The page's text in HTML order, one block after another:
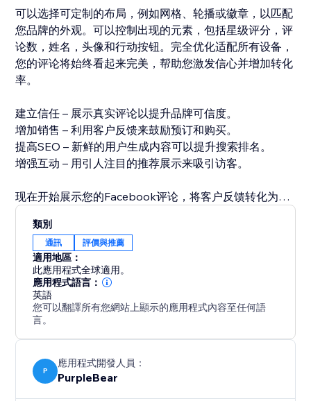
可以选择可定制的布局，例如网格、轮播或徽章，以匹配
您品牌的外观。可以控制出现的元素，包括星级评分，评
论数，姓名，头像和行动按钮。完全优化适配所有设备，
您的评论将始终看起来完美，帮助您激发信心并增加转化
率。
建立信任 – 展示真实评论以提升品牌可信度。
增加销售 – 利用客户反馈来鼓励预订和购买。
提高SEO – 新鲜的用户生成内容可以提升搜索排名。
增强互动 – 用引人注目的推荐展示来吸引访客。
现在开始展示您的Facebook评论，将客户反馈转化为销
類別
通訊 評價與推薦
適用地區：
此應用程式全球適用。
應用程式語言：
英語
您可以翻譯所有您網站上顯示的應用程式內容至任何語
言。
P
應用程式開發人員：
PurpleBear